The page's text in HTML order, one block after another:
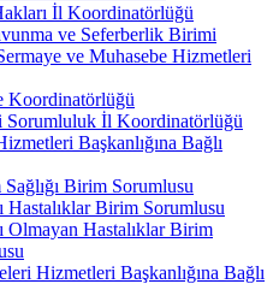
İl Koordinatörlüğü
ve Seferberlik Birimi
ve Muhasebe Hizmetleri
Koordinatörlüğü
Sorumluluk İl Koordinatörlüğü
Başkanlığına Bağlı
Birim Sorumlusu
Hastalıklar Birim Sorumlusu
Olmayan Hastalıklar Birim
Hizmetleri Başkanlığına Bağlı